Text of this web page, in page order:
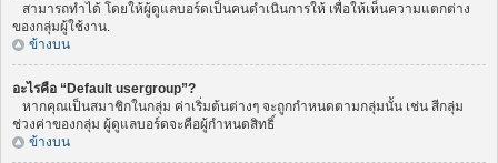
สามารถทำได้ โดยให้ผู้ดูแลบอร์ดเป็นคนดำเนินการให้ เพื่อให้เห็นความแตกต่าง
ของกลุ่มผู้ใช้งาน.
ข้างบน
อะไรคือ “Default usergroup”?
หากคุณเป็นสมาชิกในกลุ่ม ค่าเริ่มต้นต่างๆ จะถูกกำหนดตามกลุ่มนั้น เช่น สีกลุ่ม
ช่วงค่าของกลุ่ม ผู้ดูแลบอร์ดจะคือผู้กำหนดสิทธิ์
ข้างบน